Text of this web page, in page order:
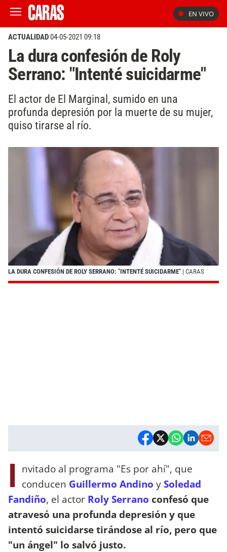
EN VIVO
ACTUALIDAD04-05-2021 09:18
La dura confesión de Roly
Serrano: "Intenté suicidarme"
El actor de El Marginal, sumido en una
profunda depresión por la muerte de su mujer,
quiso tirarse al río.
LA DURA CONFESIÓN DE ROLY SERRANO: "INTENTÉ SUICIDARME" | CARAS
I nvitado al programa "Es por ahí", que
conducen Guillermo Andino ySoledad
Fandiño, el actor Roly Serrano confesó que
atravesó una profunda depresión y que
intentó suicidarse tirándose al río, pero que
"un ángel" lo salvó justo.